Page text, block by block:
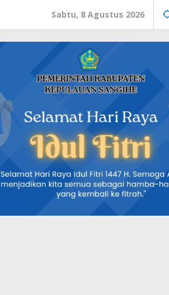
Sabtu, 8 Agustus 2026